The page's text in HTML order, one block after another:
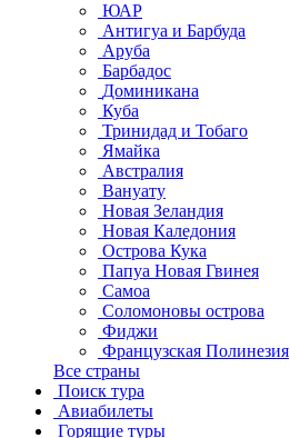
ЮАР
Антигуа и Барбуда
Аруба
Барбадос
Доминикана
Куба
Тринидад и Тобаго
Ямайка
Австралия
Вануату
Новая Зеландия
Новая Каледония
Острова Кука
Папуа Новая Гвинея
Самоа
Соломоновы острова
Фиджи
Французская Полинезия
Все страны
Поиск тура
Авиабилеты
Горящие туры